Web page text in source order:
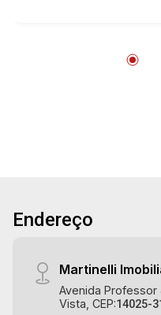
Endereço
Martinelli
Avenida Professor
Vista, CEP:14025-